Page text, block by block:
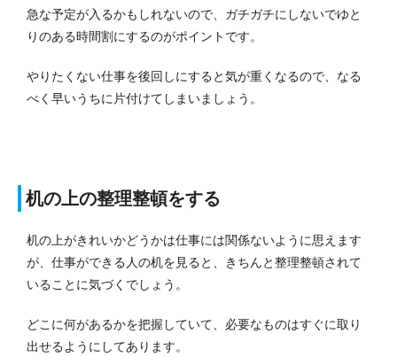
急な予定が入るかもしれないので、ガチガチにしないでゆと
りのある時間割にするのがポイントです。
やりたくない仕事を後回しにすると気が重くなるので、なる
べく早いうちに片付けてしまいましょう。
机の上の整理整頓をする
机の上がきれいかどうかは仕事には関係ないように思えます
が、仕事ができる人の机を見ると、きちんと整理整頓されて
いることに気づくでしょう。
どこに何があるかを把握していて、必要なものはすぐに取り
出せるようにしてあります。